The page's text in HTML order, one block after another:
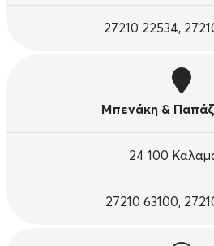
27210 22534,
Μπενάκη &
24 100
27210 63100,